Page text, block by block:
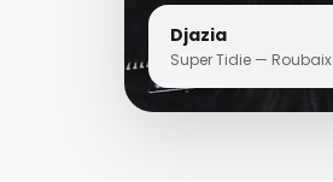
Djazia
Super Tidie — Roubaix